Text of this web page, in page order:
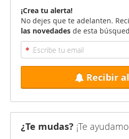
¡Crea tu alerta!
No dejes que te adelanten.
las novedades de esta
Recibir
¿Te mudas? ¡Te